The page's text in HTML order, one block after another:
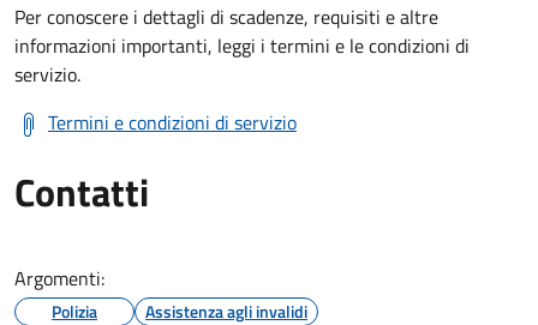
Per conoscere i dettagli di scadenze, requisiti e altre
informazioni importanti, leggi i termini e le condizioni di
servizio.
Termini e condizioni di servizio
Contatti
Argomenti:
Polizia Assistenza agli invalidi